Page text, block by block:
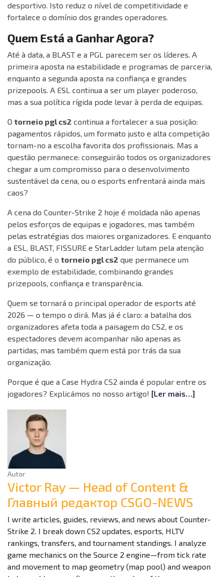
desportivo. Isto reduz o nível de competitividade e
fortalece o domínio dos grandes operadores.
Quem Está a Ganhar Agora?
Até à data, a BLAST e a PGL parecem ser os líderes. A
primeira aposta na estabilidade e programas de parceria,
enquanto a segunda aposta na confiança e grandes
prizepools. A ESL continua a ser um player poderoso,
mas a sua política rígida pode levar à perda de equipas.
O torneio pgl cs2 continua a fortalecer a sua posição:
pagamentos rápidos, um formato justo e alta competição
tornam-no a escolha favorita dos profissionais. Mas a
questão permanece: conseguirão todos os organizadores
chegar a um compromisso para o desenvolvimento
sustentável da cena, ou o esports enfrentará ainda mais
caos?
A cena do Counter-Strike 2 hoje é moldada não apenas
pelos esforços de equipas e jogadores, mas também
pelas estratégias dos maiores organizadores. E enquanto
a ESL, BLAST, FISSURE e StarLadder lutam pela atenção
do público, é o torneio pgl cs2 que permanece um
exemplo de estabilidade, combinando grandes
prizepools, confiança e transparência.
Quem se tornará o principal operador de esports até
2026 — o tempo o dirá. Mas já é claro: a batalha dos
organizadores afeta toda a paisagem do CS2, e os
espectadores devem acompanhar não apenas as
partidas, mas também quem está por trás da sua
organização.
Porque é que a Case Hydra CS2 ainda é popular entre os
jogadores? Explicámos no nosso artigo! [Ler mais…]
Autor
Victor Ray — Head of Content &
Главный редактор CSGO-NEWS
I write articles, guides, reviews, and news about Counter-
Strike 2. I break down CS2 updates, esports, HLTV
rankings, transfers, and tournament standings. I analyze
game mechanics on the Source 2 engine—from tick rate
and movement to map geometry (map pool) and weapon